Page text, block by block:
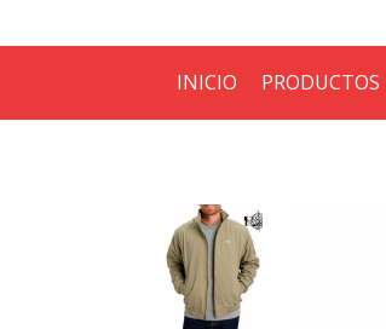
INICIO PRODUCTOS